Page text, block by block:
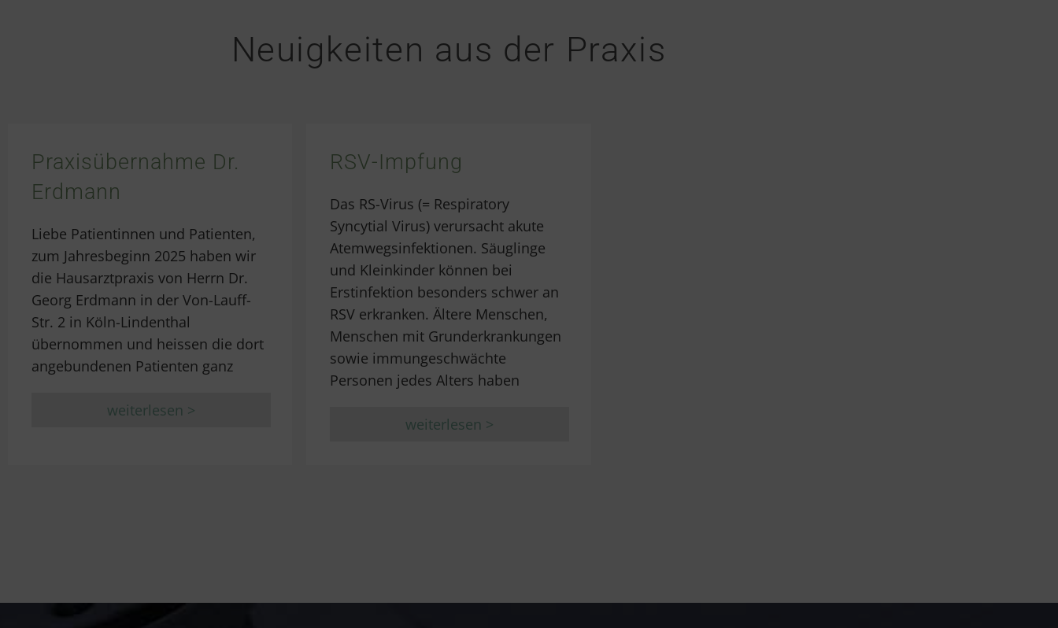
Neuigkeiten aus der Praxis
Praxisübernahme Dr.
Erdmann
Liebe Patientinnen und Patienten,
zum Jahresbeginn 2025 haben wir
die Hausarztpraxis von Herrn Dr.
Georg Erdmann in der Von-Lauff-
Str. 2 in Köln-Lindenthal
übernommen und heissen die dort
angebundenen Patienten ganz
weiterlesen >
RSV-Impfung
Das RS-Virus (= Respiratory
Syncytial Virus) verursacht akute
Atemwegsinfektionen. Säuglinge
und Kleinkinder können bei
Erstinfektion besonders schwer an
RSV erkranken. Ältere Menschen,
Menschen mit Grunderkrankungen
sowie immungeschwächte
Personen jedes Alters haben
weiterlesen >